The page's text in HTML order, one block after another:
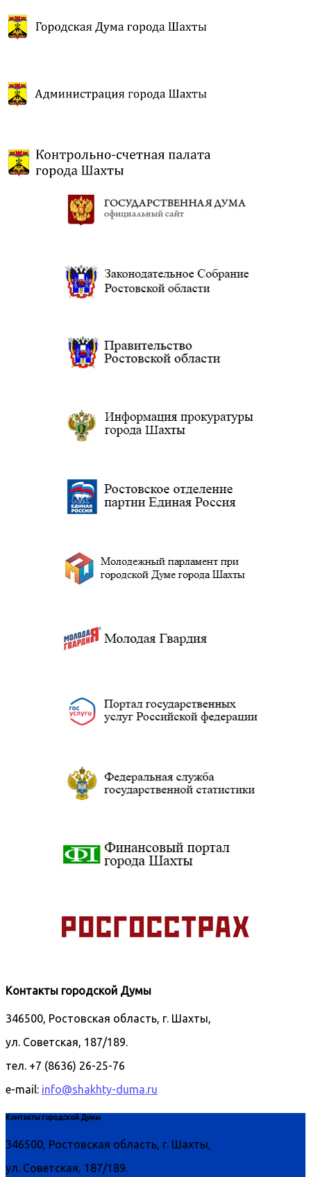
Контакты городской Думы
346500, Ростовская область, г. Шахты,
ул. Советская, 187/189.
тел. +7 (8636) 26-25-76
e-mail: info@shakhty-duma.ru
Контакты городской Думы
346500, Ростовская область, г. Шахты,
ул. Советская, 187/189.